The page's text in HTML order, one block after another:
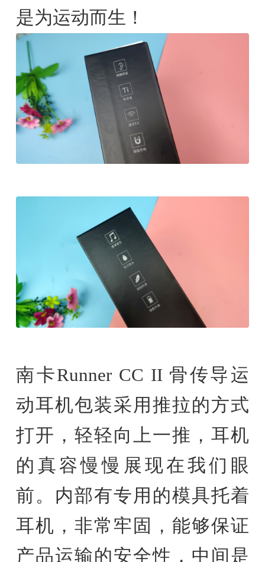
是为运动而生！
南卡Runner CC II 骨传导运
动耳机包装采用推拉的方式
打开，轻轻向上一推，耳机
的真容慢慢展现在我们眼
前。内部有专用的模具托着
耳机，非常牢固，能够保证
产品运输的安全性，中间是